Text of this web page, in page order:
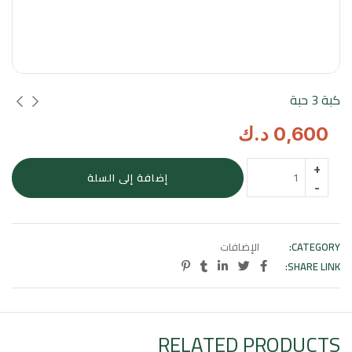
كبة 3 حبة
0,600 د.ك
كمية
كبة
حبة
إضافة إلى السلة
CATEGORY:
الإضافات
SHARE LINK: